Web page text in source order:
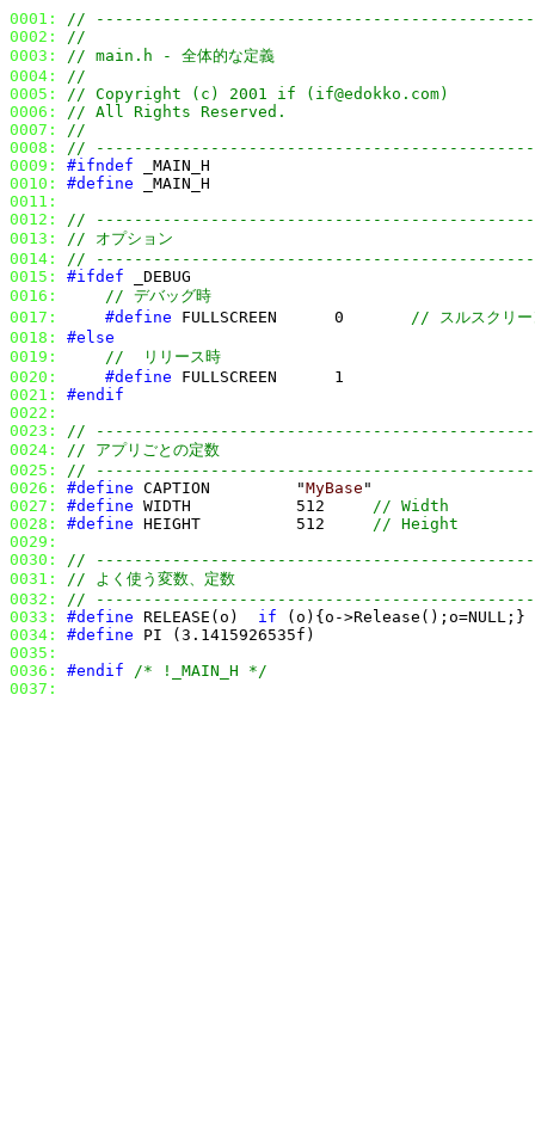
0001:
//
0002:
//
0003:
// main.h - 全体的な定義
0004:
//
0005:
// Copyright (c) 2001 if (if@edokko.com)
0006:
// All Rights Reserved.
0007:
//
0008:
//
0009:
#ifndef
0010:
#define
0011:
0012:
//
0013:
// オプション
0014:
//
0015:
#ifdef
0016:
// デバッグ時
0017:
#define FULLSCREEN      0 // スルスクリ
0018:
#else
0019:
//  リリース時
0020:
#define
0021:
#endif
0022:
0023:
//
0024:
// アプリごとの定数
0025:
//
0026:
#define CAPTION         "MyBase
0027:
#define WIDTH           512 // Width
0028:
#define HEIGHT          512 // Height
0029:
0030:
//
0031:
// よく使う変数、定数
0032:
//
0033:
#define RELEASE(o) if
0034:
#define
0035:
0036:
#endif
/* !_MAIN_H */
0037: